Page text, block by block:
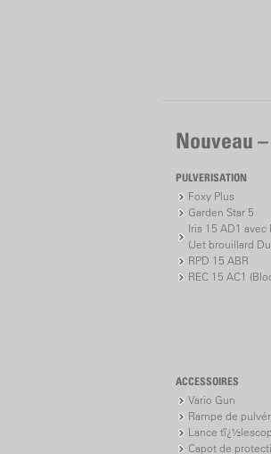
Nouveau
PULVERISATION
Foxy Plus
Garden Star 5
Iris 15 AD1 avec
(Jet brouillard
RPD 15 ABR
REC 15 AC1
ACCESSOIRES
Vario Gun
Rampe de
Lance
Capot de